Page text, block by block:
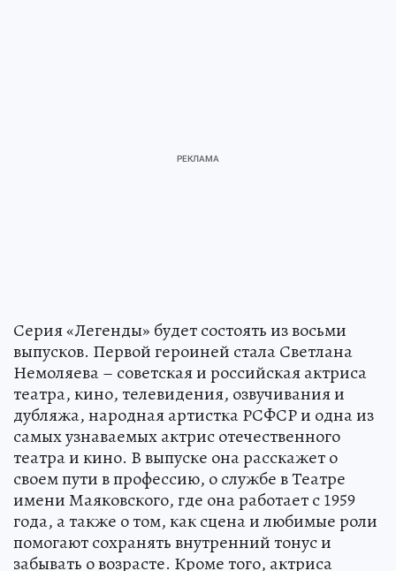
Серия «Легенды» будет состоять из восьми
выпусков. Первой героиней стала Светлана
Немоляева – советская и российская актриса
театра, кино, телевидения, озвучивания и
дубляжа, народная артистка РСФСР и одна из
самых узнаваемых актрис отечественного
театра и кино. В выпуске она расскажет о
своем пути в профессию, о службе в Театре
имени Маяковского, где она работает с 1959
года, а также о том, как сцена и любимые роли
помогают сохранять внутренний тонус и
забывать о возрасте. Кроме того, актриса